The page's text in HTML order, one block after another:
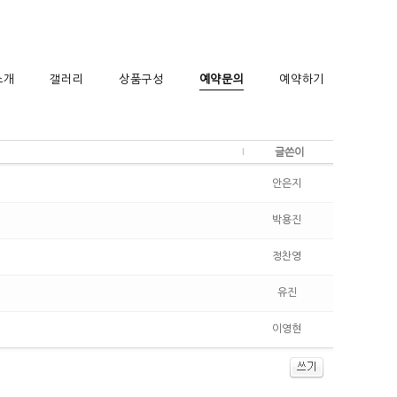
개 갤러리 상품구성 예약문의 예약하기
글쓴이
안은지
박용진
정찬영
유진
이영현